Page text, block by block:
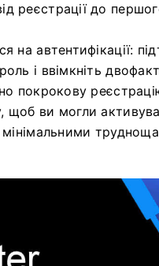
реєстрації до
на автентифікації:
і ввімкніть
покрокову
щоб ви могли